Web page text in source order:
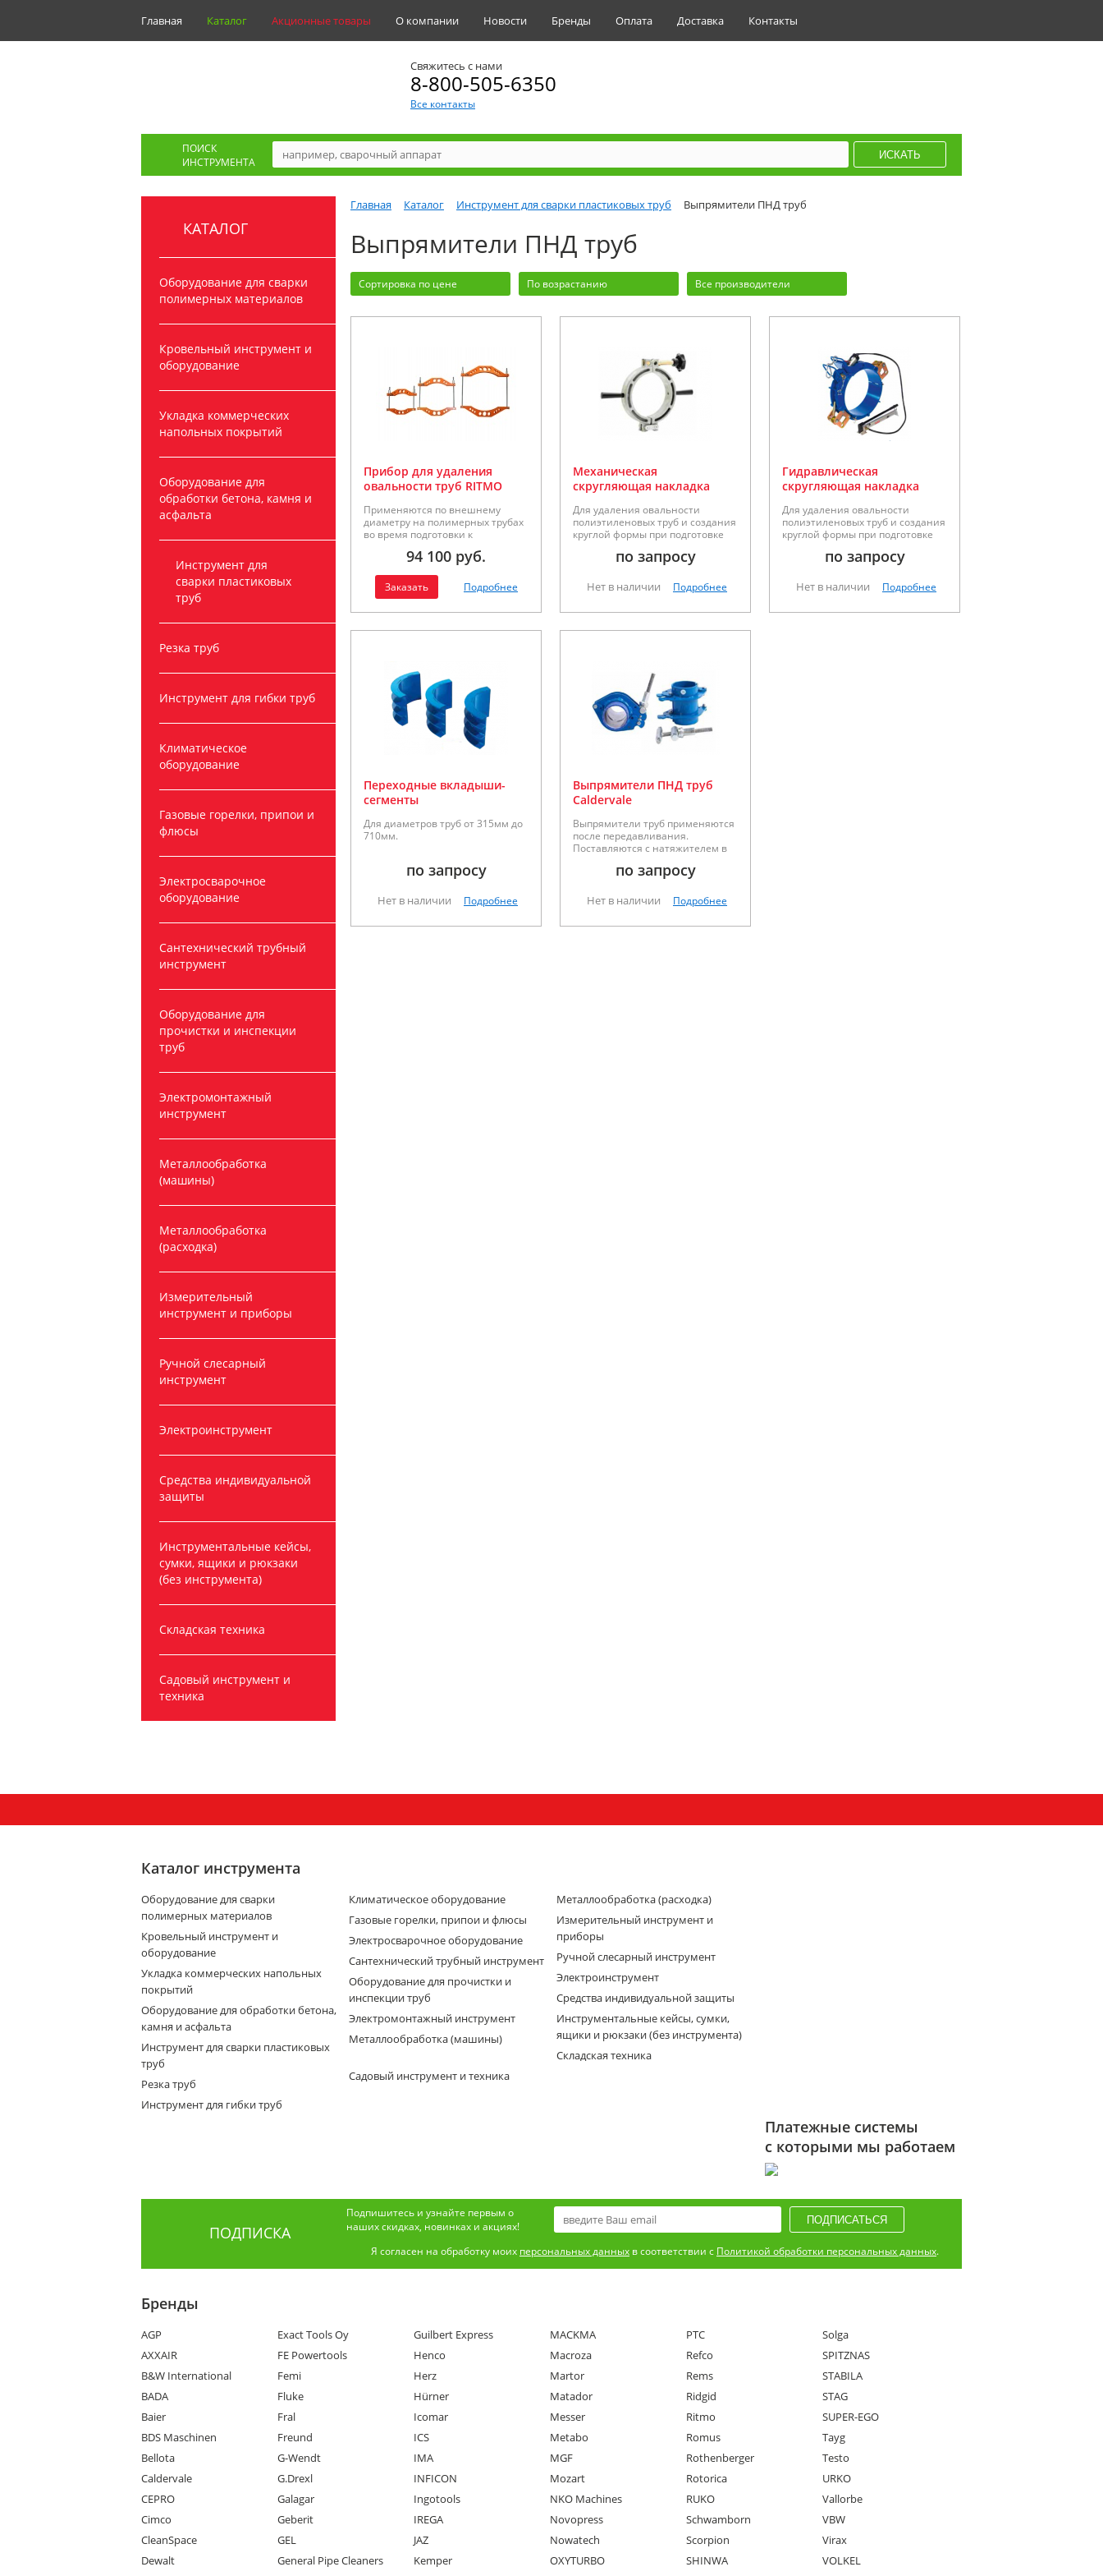
Главная Каталог Акционные товары О компании Новости Бренды Оплата Доставка Контакты
Свяжитесь с нами
8-800-505-6350
Все контакты
ПОИСК
ИНСТРУМЕНТА
КАТАЛОГ
Оборудование для сварки
полимерных материалов
Кровельный инструмент и
оборудование
Укладка коммерческих
напольных покрытий
Оборудование для
обработки бетона, камня и
асфальта
Инструмент для
сварки пластиковых
труб
Резка труб
Инструмент для гибки труб
Климатическое
оборудование
Газовые горелки, припои и
флюсы
Электросварочное
оборудование
Сантехнический трубный
инструмент
Оборудование для
прочистки и инспекции
труб
Электромонтажный
инструмент
Металлообработка
(машины)
Металлообработка
(расходка)
Измерительный
инструмент и приборы
Ручной слесарный
инструмент
Электроинструмент
Средства индивидуальной
защиты
Инструментальные кейсы,
сумки, ящики и рюкзаки
(без инструмента)
Складская техника
Садовый инструмент и
техника
Главная Каталог Инструмент для сварки пластиковых труб Выпрямители ПНД труб
Выпрямители ПНД труб
Сортировка по цене По возрастанию Все производители
Прибор для удаления
овальности труб RITMO
Применяются по внешнему
диаметру на полимерных трубах
во время подготовки к
модели приборов: для труб с
450 до 560 мм, от 630 до 800 мм.
94 100 руб.
Заказать Подробнее
Механическая
скругляющая накладка
Для удаления овальности
полиэтиленовых труб и создания
круглой формы при подготовке
Для диаметров труб 63мм, 90мм,
180мм, 200мм, 225мм, 250мм,
по запросу
Нет в наличии Подробнее
Гидравлическая
скругляющая накладка
Для удаления овальности
полиэтиленовых труб и создания
круглой формы при подготовке
Для диаметров труб 400мм,
по запросу
Нет в наличии Подробнее
Переходные вкладыши-
сегменты
Для диаметров труб от 315мм до
710мм.
по запросу
Нет в наличии Подробнее
Выпрямители ПНД труб
Caldervale
Выпрямители труб применяются
после передавливания.
Поставляются с натяжителем в
диаметром 63мм, 75мм, 90мм,
180мм.
по запросу
Нет в наличии Подробнее
Каталог инструмента
Оборудование для сварки
полимерных материалов
Кровельный инструмент и
оборудование
Укладка коммерческих напольных
покрытий
Оборудование для обработки бетона,
камня и асфальта
Инструмент для сварки пластиковых
труб
Резка труб
Инструмент для гибки труб
Климатическое оборудование
Газовые горелки, припои и флюсы
Электросварочное оборудование
Сантехнический трубный инструмент
Оборудование для прочистки и
инспекции труб
Электромонтажный инструмент
Металлообработка (машины)
Металлообработка (расходка)
Измерительный инструмент и
приборы
Ручной слесарный инструмент
Электроинструмент
Средства индивидуальной защиты
Инструментальные кейсы, сумки,
ящики и рюкзаки (без инструмента)
Складская техника
Садовый инструмент и техника
Платежные системы
с которыми мы работаем
ПОДПИСКА
Подпишитесь и узнайте первым о
наших скидках, новинках и акциях!
Я согласен на обработку моих персональных данных в соответствии с Политикой обработки персональных данных.
Бренды
AGP
AXXAIR
B&W International
BADA
Baier
BDS Maschinen
Bellota
Caldervale
CEPRO
Cimco
CleanSpace
Dewalt
Exact Tools Oy
FE Powertools
Femi
Fluke
Fral
Freund
G-Wendt
G.Drexl
Galagar
Geberit
GEL
General Pipe Cleaners
Guilbert Express
Henco
Herz
Hürner
Icomar
ICS
IMA
INFICON
Ingotools
IREGA
JAZ
Kemper
MACKMA
Macroza
Martor
Matador
Messer
Metabo
MGF
Mozart
NKO Machines
Novopress
Nowatech
OXYTURBO
PTC
Refco
Rems
Ridgid
Ritmo
Romus
Rothenberger
Rotorica
RUKO
Schwamborn
Scorpion
SHINWA
Solga
SPITZNAS
STABILA
STAG
SUPER-EGO
Tayg
Testo
URKO
Vallorbe
VBW
Virax
VOLKEL